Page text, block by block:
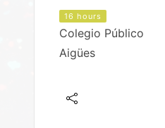
16 hours
Colegio Público
Aigües